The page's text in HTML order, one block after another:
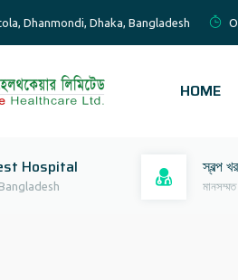
Dhanmondi, Dhaka, Bangladesh
HOME
Hospital স্বল্প
মানসম্মত